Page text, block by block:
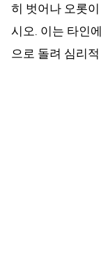
히 벗어나 오롯
시오. 이는 타인
으로 돌려 심리